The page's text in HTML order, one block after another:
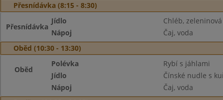
Přesnídávka (8:15 - 8:30)
Přesnídávka
Jídlo
Chléb,
Nápoj
Čaj, voda
Oběd (10:30 - 13:30)
Oběd
Polévka
Rybí s jáhlami
Jídlo
Čínské nudle s
Nápoj
Čaj, voda